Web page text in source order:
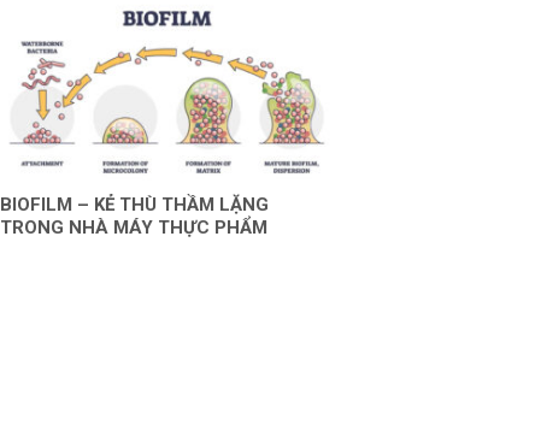
BIOFILM – KẺ THÙ THẦM LẶNG
TRONG NHÀ MÁY THỰC PHẨM